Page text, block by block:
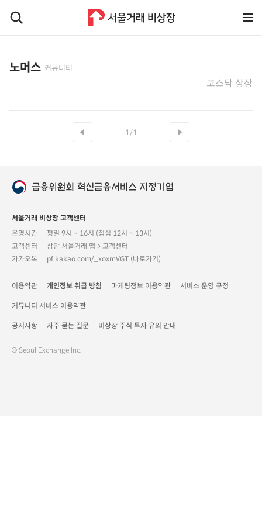
노머스 커뮤니티
코스닥 상장
1/1
서울거래 비상장 고객센터
운영시간
평일 9시 ~ 16시 (점심 12시 ~ 13시)
고객센터
상담 서울거래 앱 > 고객센터
카카오톡
pf.kakao.com/_xoxmVGT (바로가기)
이용약관 개인정보 취급 방침 마케팅정보 이용약관 서비스 운영 규정
커뮤니티 서비스 이용약관
공지사항 자주 묻는 질문 비상장 주식 투자 유의 안내
© Seoul Exchange Inc.